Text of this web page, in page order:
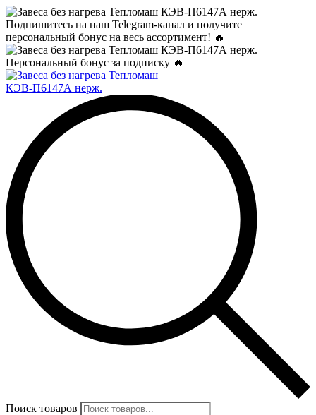
Подпишитесь на наш Telegram-канал и получите
персональный бонус на весь ассортимент! 🔥
Персональный бонус за подписку 🔥
Поиск товаров